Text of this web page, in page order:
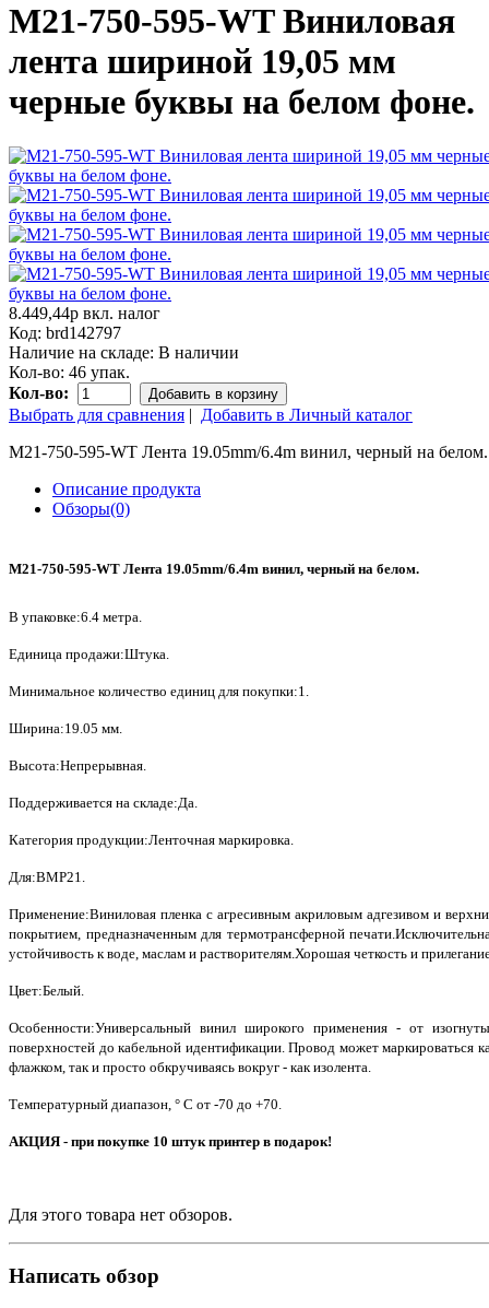
M21-750-595-WT Виниловая
лента шириной 19,05 мм
черные буквы на белом фоне.
8.449,44р вкл. налог
Код: brd142797
Наличие на складе: В наличии
Кол-во: 46 упак.
Кол-во:
Добавить в корзину
Выбрать для сравнения | Добавить в Личный каталог
M21-750-595-WT Лента 19.05mm/6.4m винил, черный на белом.
Описание продукта
Обзоры(0)
M21-750-595-WT Лента 19.05mm/6.4m винил, черный на белом.
В упаковке:6.4 метра.
Единица продажи:Штука.
Минимальное количество единиц для покупки:1.
Ширина:19.05 мм.
Высота:Непрерывная.
Поддерживается на складе:Да.
Категория продукции:Ленточная маркировка.
Для:BMP21.
Применение:Виниловая пленка с агресивным акриловым адгезивом и
покрытием, предназначенным для термотрансферной
устойчивость к воде, маслам и растворителям.Хорошая четкость и
Цвет:Белый.
Особенности:Универсальный винил широкого применения - от
поверхностей до кабельной идентификации. Провод может маркироваться
флажком, так и просто обкручиваясь вокруг - как изолента.
Температурный диапазон, ° С от -70 до +70.
АКЦИЯ - при покупке 10 штук принтер в подарок!
Для этого товара нет обзоров.
Написать обзор